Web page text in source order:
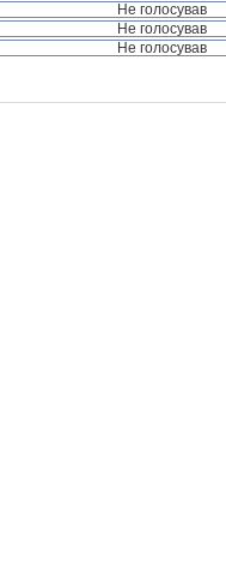
Не голосував
Не голосував
Не голосував